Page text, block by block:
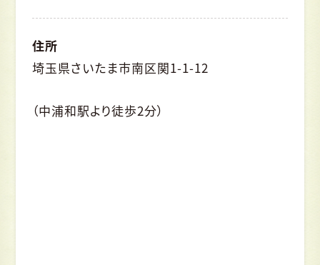
住所
埼玉県さいたま市南区関1-1-12
（中浦和駅より徒歩2分）